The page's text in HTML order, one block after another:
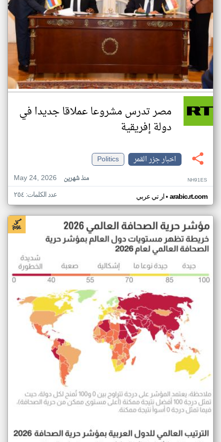
مصر تدرس مشروعا عملاقا جديدا في
دولة إفريقية
اخبار جزر القمر
Politics
May 24, 2026
منذ شهرين NH91ES
ار تي عربي• arabic.rt.com عدد الكلمات: ٢٥٤